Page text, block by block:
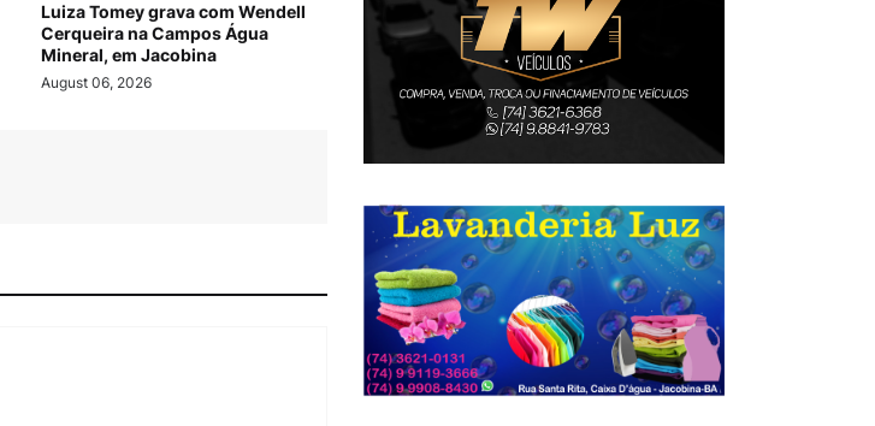
Luiza Tomey grava com Wendell
Cerqueira na Campos Água
Mineral, em Jacobina
August 06, 2026